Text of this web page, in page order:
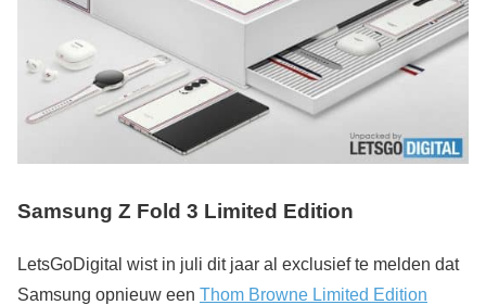
Samsung Z Fold 3 Limited Edition
LetsGoDigital wist in juli dit jaar al exclusief te melden dat
Samsung opnieuw een Thom Browne Limited Edition